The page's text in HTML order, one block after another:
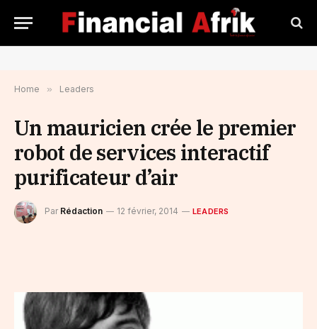
Home » Leaders
Un mauricien crée le premier
robot de services interactif
purificateur d’air
Par Rédaction 12 février, 2014 LEADERS